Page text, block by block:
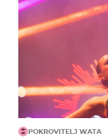
POKROVITELJ WATA